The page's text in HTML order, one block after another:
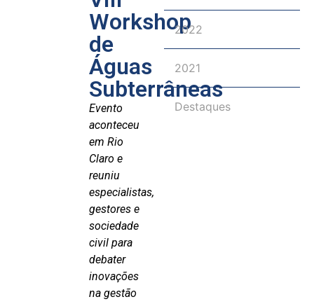
Workshop
de
Águas
Subterrâneas
Evento
aconteceu
em Rio
Claro e
reuniu
especialistas,
gestores e
sociedade
civil para
debater
inovações
na gestão
2022
2021
Destaques